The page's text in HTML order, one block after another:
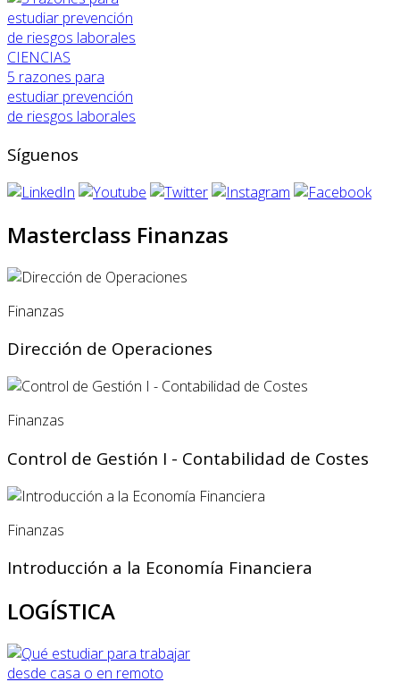
CIENCIAS
5 razones para
estudiar prevención
de riesgos laborales
Síguenos
Masterclass Finanzas
Finanzas
Dirección de Operaciones
Finanzas
Control de Gestión I - Contabilidad de Costes
Finanzas
Introducción a la Economía Financiera
LOGÍSTICA